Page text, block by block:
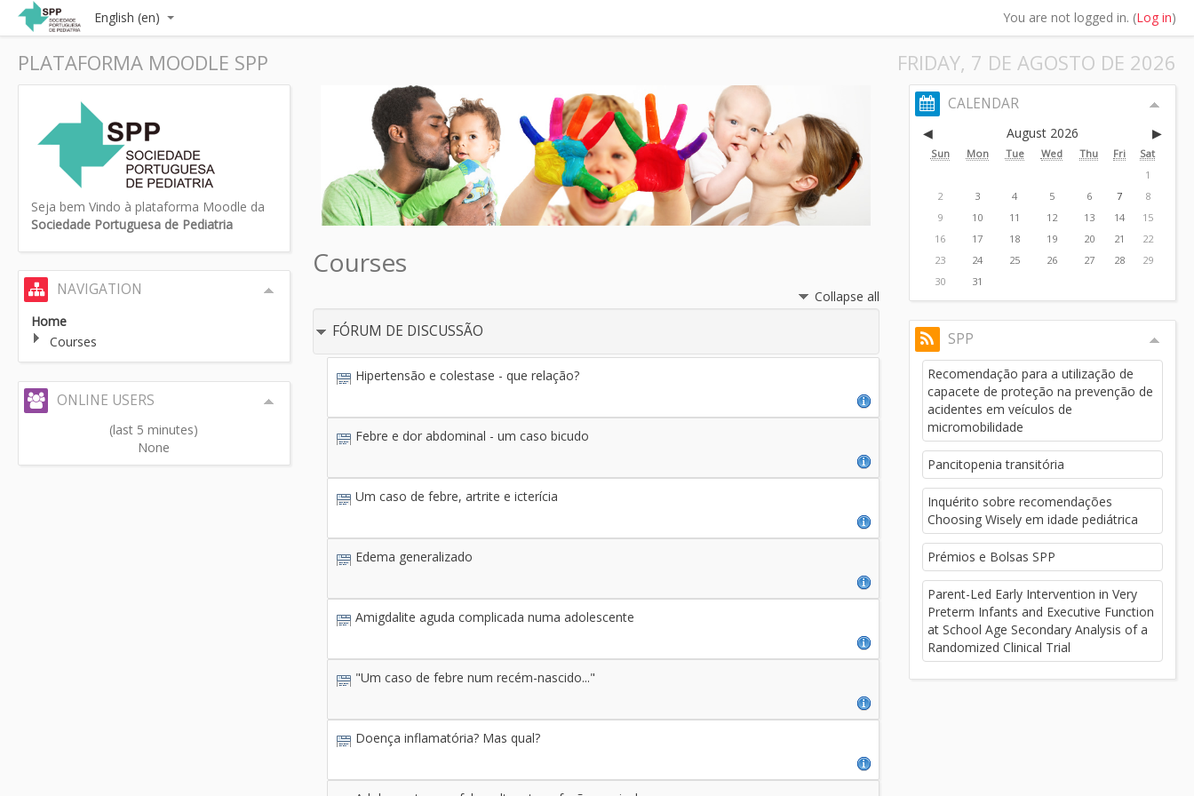
You are not logged in. (Log in)
English (en)
PLATAFORMA MOODLE SPP FRIDAY, 7 DE AGOSTO DE 2026
Courses
Collapse all
FÓRUM DE DISCUSSÃO
Hipertensão e colestase - que relação?
Febre e dor abdominal - um caso bicudo
Um caso de febre, artrite e icterícia
Edema generalizado
Amigdalite aguda complicada numa adolescente
"Um caso de febre num recém-nascido..."
Doença inflamatória? Mas qual?
Seja bem Vindo à plataforma Moodle da
Sociedade Portuguesa de Pediatria
NAVIGATION
Home
Courses
ONLINE USERS
(last 5 minutes)
None
CALENDAR
◀ August 2026 ▶
Sun Mon Tue Wed Thu Fri
Sat
1
2
3 4 5 6 7
8
9
10 11 12 13 14
15
16
17 18 19 20 21
22
23
24 25 26 27 28
29
30
31
SPP
Recomendação para a utilização de
capacete de proteção na prevenção de
acidentes em veículos de
micromobilidade
Pancitopenia transitória
Inquérito sobre recomendações
Choosing Wisely em idade pediátrica
Prémios e Bolsas SPP
Parent-Led Early Intervention in Very
Preterm Infants and Executive Function
at School Age Secondary Analysis of a
Randomized Clinical Trial